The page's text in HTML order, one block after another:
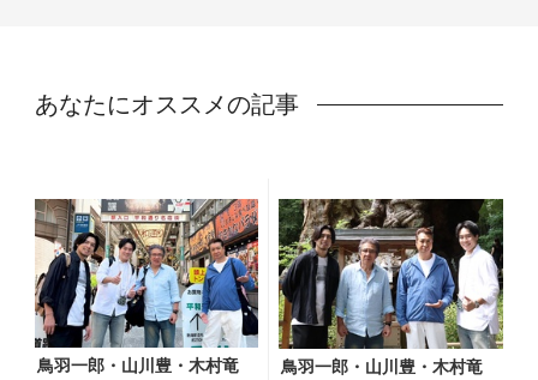
あなたにオススメの記事
鳥羽一郎・山川豊・木村竜
鳥羽一郎・山川豊・木村竜